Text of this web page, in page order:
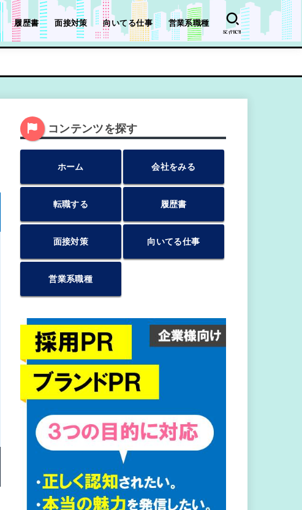
履歴書 面接対策 向いてる仕事 営業系職種
SEARCH
コンテンツを探す
ホーム 会社をみる
転職する 履歴書
面接対策 向いてる仕事
営業系職種